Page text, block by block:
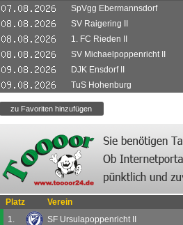
SpVgg Ebermannsdorf
SV Raigering II
1. FC Rieden II
SV Michaelpoppenricht II
DJK Ensdorf II
TuS Hohenburg
Platz Verein
1.
SF Ursulapoppenricht II